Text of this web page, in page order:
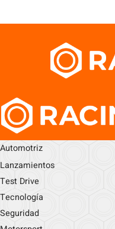
Automotriz
Lanzamientos
Test Drive
Tecnología
Seguridad